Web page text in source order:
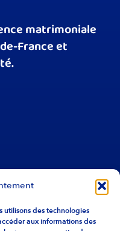
utilisons des technologies
aux informations des
matrimoniale
France et